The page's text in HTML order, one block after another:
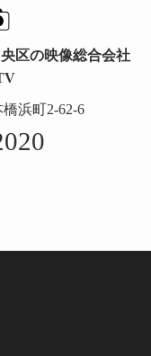
区の映像総合会社
浜町2-62-6